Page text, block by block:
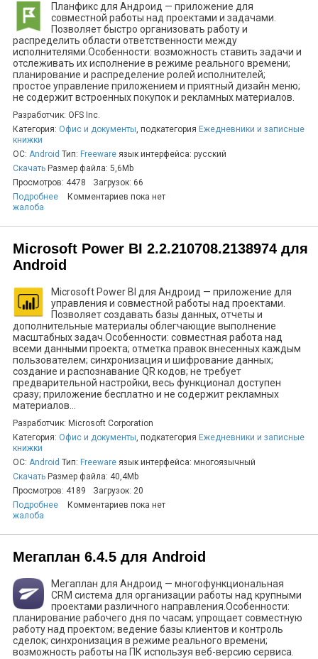
Планфикс для Андроид — приложение для
совместной работы над проектами и задачами.
Позволяет быстро организовать работу и
распределить области ответственности между
исполнителями.Особенности: возможность ставить задачи и
отслеживать их исполнение в режиме реального времени;
планирование и распределение ролей исполнителей;
простое управление приложением и приятный дизайн меню;
не содержит встроенных покупок и рекламных материалов.
Разработчик: OFS Inc.
Категория: Офис и документы, подкатегория Ежедневники и записные
книжки
ОС: Android Тип: Freeware язык интерфейса: русский
Скачать Размер файла: 5,6Mb
Просмотров: 4478
Загрузок: 66
Подробнее
Комментариев пока нет
жалоба
Microsoft Power BI 2.2.210708.2138974 для
Android
Microsoft Power BI для Андроид — приложение для
управления и совместной работы над проектами.
Позволяет создавать базы данных, отчеты и
дополнительные материалы облегчающие выполнение
масштабных задач.Особенности: совместная работа над
всеми данными проекта; отметка правок внесенных каждым
пользователем; синхронизация и шифрование данных;
создание и распознавание QR кодов; не требует
предварительной настройки, весь функционал доступен
сразу; приложение бесплатно и не содержит рекламных
материалов...
Разработчик: Microsoft Corporation
Категория: Офис и документы, подкатегория Ежедневники и записные
книжки
ОС: Android Тип: Freeware язык интерфейса: многоязычный
Скачать Размер файла: 40,4Mb
Просмотров: 4189
Загрузок: 20
Подробнее
Комментариев пока нет
жалоба
Мегаплан 6.4.5 для Android
Мегаплан для Андроид — многофункциональная
CRM система для организации работы над крупными
проектами различного направления.Особенности:
планирование рабочего дня по часам; упрощает совместную
работу над проектом; ведение базы клиентов и контроль
сделок; синхронизация в режиме реального времени;
возможность работы на ПК используя веб-версию сервиса.